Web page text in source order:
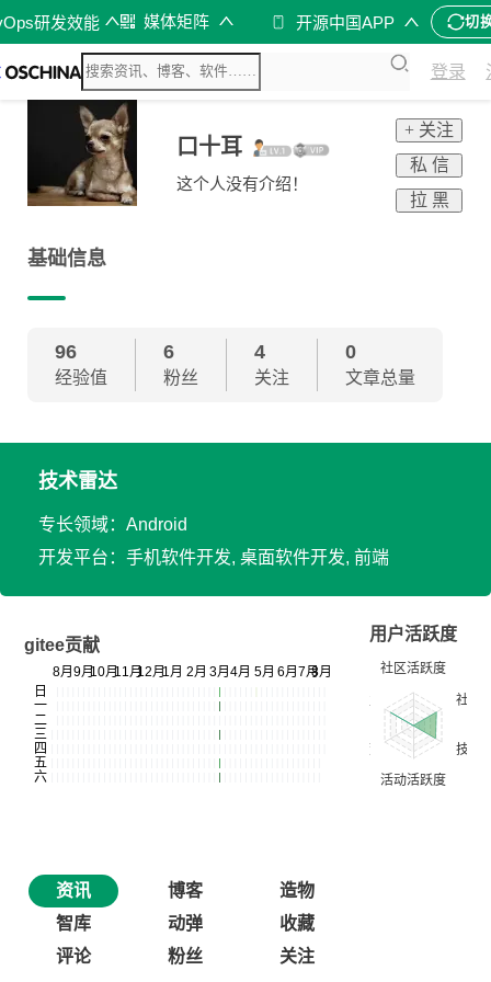
研发效能 媒体矩阵 开源中国APP 切
登录
口十耳
这个人没有介绍！
+ 关注
私 信
拉 黑
基础信息
96
经验值
6
粉丝
4
关注
0
文章总量
技术雷达
专长领域：Android
开发平台：手机软件开发, 桌面软件开发, 前端
gitee贡献
用户活跃度
资讯 博客
造物
智库
动弹
收藏
评论
粉丝 关注